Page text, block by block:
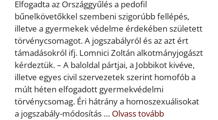
Elfogadta az Országgyűlés a pedofil
bűnelkövetőkkel szembeni szigorúbb fellépés,
illetve a gyermekek védelme érdekében született
törvénycsomagot. A jogszabályról és az azt ért
támadásokról ifj. Lomnici Zoltán alkotmányjogászt
kérdeztük. – A baloldal pártjai, a Jobbikot kivéve,
illetve egyes civil szervezetek szerint homofób a
múlt héten elfogadott gyermekvédelmi
törvénycsomag. Éri hátrány a homoszexuálisokat
a jogszabály-módosítás … Olvass tovább